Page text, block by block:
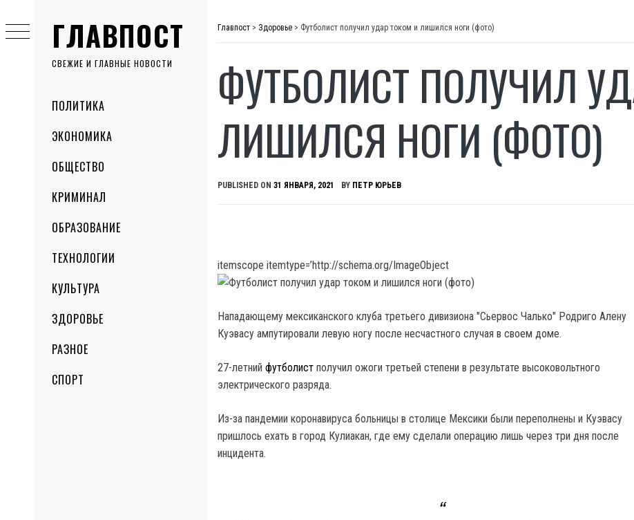
ГЛАВПОСТ
СВЕЖИЕ И ГЛАВНЫЕ НОВОСТИ
MenuПОЛИТИКА
ЭКОНОМИКА
ОБЩЕСТВО
КРИМИНАЛ
ОБРАЗОВАНИЕ
ТЕХНОЛОГИИ
КУЛЬТУРА
ЗДОРОВЬЕ
РАЗНОЕ
СПОРТ
to
content
Главпост > Здоровье > Футболист получил удар током и лишился ноги (фото)
ФУТБОЛИСТ ПОЛУЧИЛ
ЛИШИЛСЯ НОГИ (ФОТО)
PUBLISHED ON 31 ЯНВАРЯ, 2021 BY ПЕТР ЮРЬЕВ
itemscope itemtype=’http://schema.org/ImageObject
Нападающему мексиканского клуба третьего дивизиона "Сьервос Чалько" Родриго Алену
Куэвасу ампутировали левую ногу после несчастного случая в своем доме.
27-летний футболист получил ожоги третьей степени в результате высоковольтного
электрического разряда.
Из-за пандемии коронавируса больницы в столице Мексики были переполнены и Куэвасу
пришлось ехать в город Кулиакан, где ему сделали операцию лишь через три дня после
инцидента.